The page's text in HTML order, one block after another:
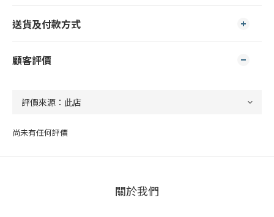
送貨及付款方式
顧客評價
尚未有任何評價
關於我們